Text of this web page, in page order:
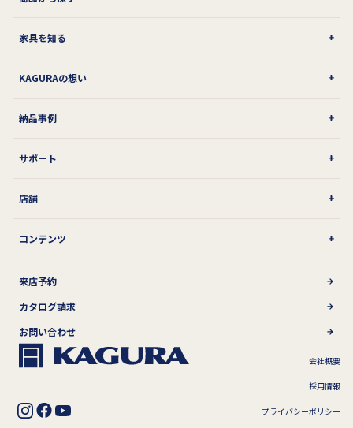
家具を知る
KAGURAの想い
納品事例
サポート
店舗
コンテンツ
来店予約
カタログ請求
お問い合わせ
会社概要
採用情報
プライバシーポリシー